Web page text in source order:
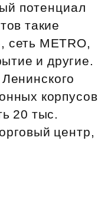
потенциал
такие
METRO,
и другие.
корпусов
20 тыс.
центр,